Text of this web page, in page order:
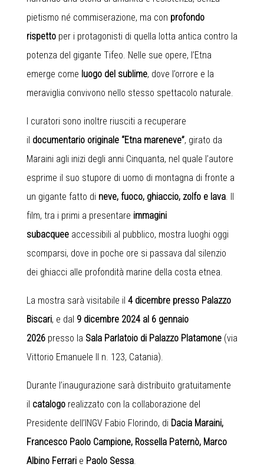
pietismo né commiserazione, ma con profondo
rispetto per i protagonisti di quella lotta antica contro la
potenza del gigante Tifeo. Nelle sue opere, l’Etna
emerge come luogo del sublime, dove l’orrore e la
meraviglia convivono nello stesso spettacolo naturale.
I curatori sono inoltre riusciti a recuperare
il documentario originale “Etna mareneve”, girato da
Maraini agli inizi degli anni Cinquanta, nel quale l’autore
esprime il suo stupore di uomo di montagna di fronte a
un gigante fatto di neve, fuoco, ghiaccio, zolfo e lava . Il
film, tra i primi a presentare immagini
subacquee accessibili al pubblico, mostra luoghi oggi
scomparsi, dove in poche ore si passava dal silenzio
dei ghiacci alle profondità marine della costa etnea.
La mostra sarà visitabile il 4 dicembre presso Palazzo
Biscari, e dal 9 dicembre 2024 al 6 gennaio
2026 presso la Sala Parlatoio di Palazzo Platamone (via
Vittorio Emanuele II n. 123, Catania).
Durante l’inaugurazione sarà distribuito gratuitamente
il catalogo realizzato con la collaborazione del
Presidente dell’INGV Fabio Florindo, di Dacia Maraini,
Francesco Paolo Campione, Rossella Paternò, Marco
Albino Ferrari e Paolo Sessa